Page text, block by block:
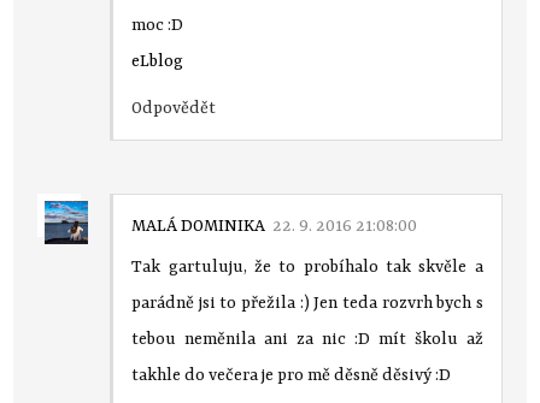
moc :D
eLblog
Odpovědět
MALÁ DOMINIKA 22. 9. 2016 21:08:00
Tak gartuluju, že to probíhalo tak skvěle a
parádně jsi to přežila :) Jen teda rozvrh bych s
tebou neměnila ani za nic :D mít školu až
takhle do večera je pro mě děsně děsivý :D